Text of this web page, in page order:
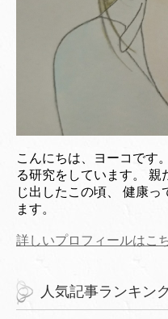
こんにちは、ヨーコです
る研究をしています。
じ出したこの頃、 健康
ます。
詳しいプロフィールはこ
人気記事ランキン